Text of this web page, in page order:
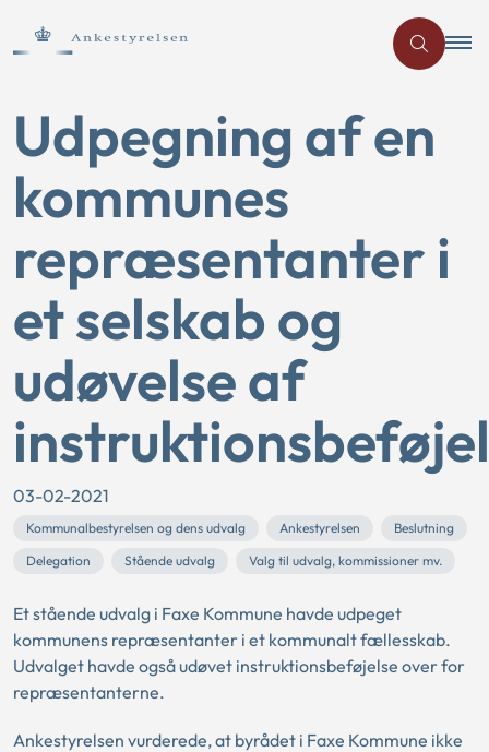
Udpegning af en
kommunes
repræsentanter i
et selskab og
udøvelse af
03-02-2021
Kommunalbestyrelsen og dens udvalg Ankestyrelsen
Beslutning
Delegation
Stående udvalg Valg til udvalg, kommissioner mv.
Et stående udvalg i Faxe Kommune havde udpeget
kommunens repræsentanter i et kommunalt fællesskab.
Udvalget havde også udøvet instruktionsbeføjelse over for
repræsentanterne.
Ankestyrelsen vurderede, at byrådet i Faxe Kommune ikke